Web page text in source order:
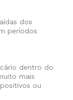
dos
períodos
dentro do
mais
ou